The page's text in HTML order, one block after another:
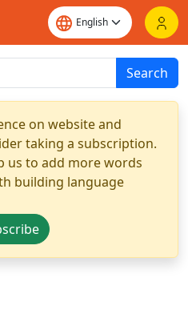
Search
on website and
taking a subscription.
us to add more words
building language